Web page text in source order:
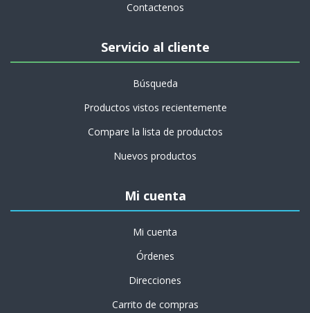
Contactenos
Servicio al cliente
Búsqueda
Productos vistos recientemente
Compare la lista de productos
Nuevos productos
Mi cuenta
Mi cuenta
Órdenes
Direcciones
Carrito de compras